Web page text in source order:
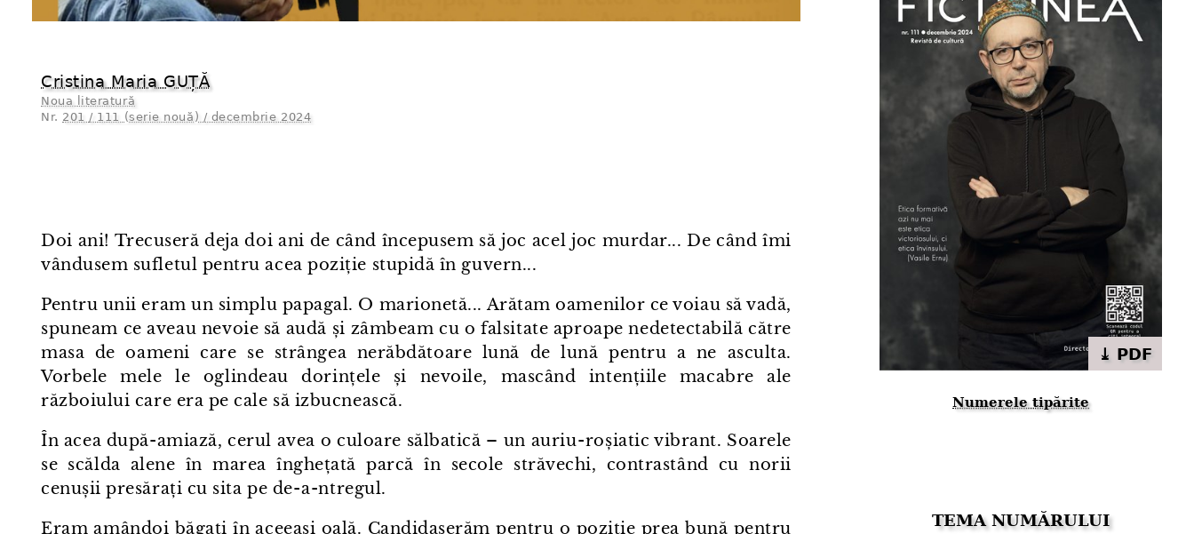
Cristina Maria GUȚĂ
Noua literatură
Nr. 201 / 111 (serie nouă) / decembrie 2024
Doi ani! Trecuseră deja doi ani de când începusem să joc acel joc murdar... De când îmi
vândusem sufletul pentru acea poziție stupidă în guvern...
Pentru unii eram un simplu papagal. O marionetă... Arătam oamenilor ce voiau să vadă,
spuneam ce aveau nevoie să audă și zâmbeam cu o falsitate aproape nedetectabilă către
masa de oameni care se strângea nerăbdătoare lună de lună pentru a ne asculta.
Vorbele mele le oglindeau dorințele și nevoile, mascând intențiile macabre ale
războiului care era pe cale să izbucnească.
În acea după-amiază, cerul avea o culoare sălbatică – un auriu⁠-⁠roșiatic vibrant. Soarele
se scălda alene în marea înghețată parcă în secole străvechi, contrastând cu norii
cenușii presărați cu sita pe de⁠-⁠a-ntregul.
Eram amândoi băgați în aceeași oală. Candidaserăm pentru o poziție prea bună pentru
⤓ PDF
Numerele tipărite
TEMA NUMĂRULUI